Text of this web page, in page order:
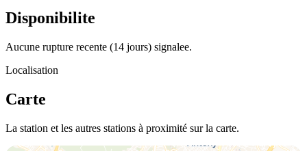
Disponibilite
Aucune rupture recente (14 jours) signalee.
Localisation
Carte
La station et les autres stations à proximité sur la carte.